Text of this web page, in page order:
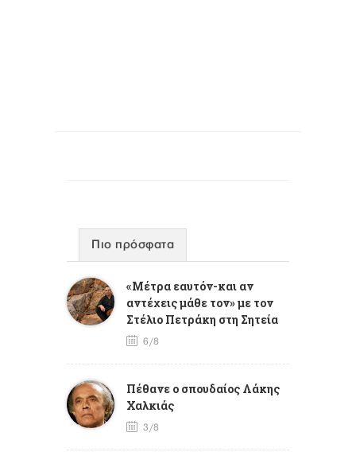
Πιο πρόσφατα
«Μέτρα εαυτόν-και αν
αντέχεις μάθε τον» με τον
Στέλιο Πετράκη στη Σητεία
6/8
Πέθανε ο σπουδαίος Λάκης
Χαλκιάς
3/8